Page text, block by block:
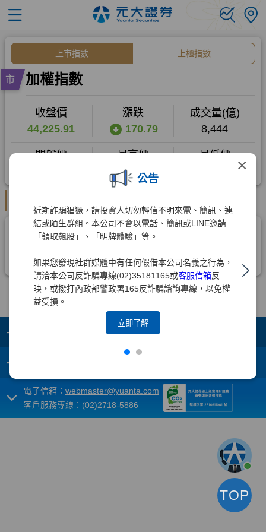
×
公告
近期詐騙猖獗，請投資人切勿輕信不明來電、簡訊、連
結或陌生群組。本公司不會以電話、簡訊或LINE邀請
「領取飆股」、「明牌體驗」等。
如果您發現社群媒體中有任何假借本公司名義之行為，
請洽本公司反詐騙專線(02)35181165或客服信箱反
映，或撥打內政部警政署165反詐騙諮詢專線，以免權
益受損。
立即了解
+
+
電子信箱： webmaster@yuanta.com
客戶服務專線：(02)2718-5886
TOP